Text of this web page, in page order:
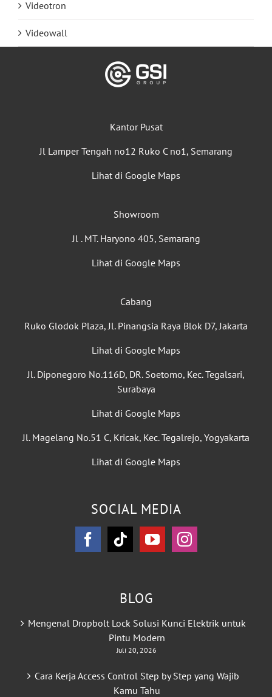
Videotron
Videowall
Kantor Pusat
Jl Lamper Tengah no12 Ruko C no1, Semarang
Lihat di Google Maps
Showroom
Jl . MT. Haryono 405, Semarang
Lihat di Google Maps
Cabang
Ruko Glodok Plaza, Jl. Pinangsia Raya Blok D7, Jakarta
Lihat di Google Maps
Jl. Diponegoro No.116D, DR. Soetomo, Kec. Tegalsari,
Surabaya
Lihat di Google Maps
Jl. Magelang No.51 C, Kricak, Kec. Tegalrejo, Yogyakarta
Lihat di Google Maps
SOCIAL MEDIA
BLOG
Mengenal Dropbolt Lock Solusi Kunci Elektrik untuk
Pintu Modern
Juli 20, 2026
Cara Kerja Access Control Step by Step yang Wajib
Kamu Tahu